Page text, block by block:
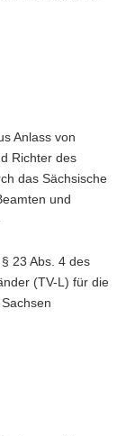
Anlass von
Richter des
das Sächsische
und
23 Abs. 4 des
(TV-L) für die